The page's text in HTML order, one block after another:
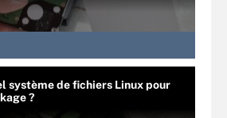
système de fichiers Linux pour
?